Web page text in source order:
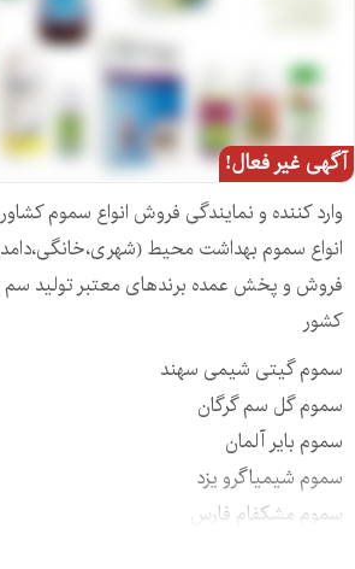
آگهی غیر فعال!
وارد کننده و نمایندگی فروش انواع سموم
انواع سموم بهداشت محیط
فروش و پخش عمده برندهای معتبر تولید سم
کشور
سموم گیتی شیمی سهند
سموم گل سم گرگان
سموم بایر آلمان
سموم شیمیاگرو یزد
سموم مشکفام فارس